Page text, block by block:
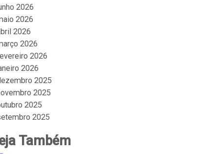
2026
2026
2026
2026
2026
2026
2025
2025
2025
2025
Também